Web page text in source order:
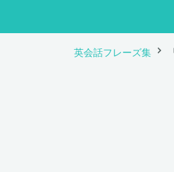
英会話フレーズ集